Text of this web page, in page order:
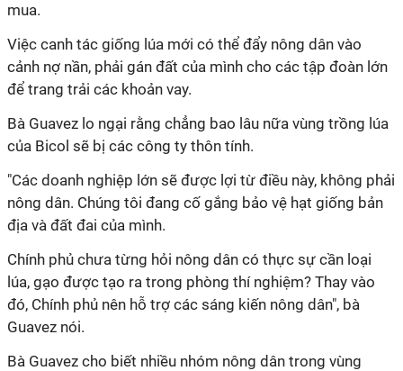
mua.
Việc canh tác giống lúa mới có thể đẩy nông dân vào
cảnh nợ nần, phải gán đất của mình cho các tập đoàn lớn
để trang trải các khoản vay.
Bà Guavez lo ngại rằng chẳng bao lâu nữa vùng trồng lúa
của Bicol sẽ bị các công ty thôn tính.
"Các doanh nghiệp lớn sẽ được lợi từ điều này, không phải
nông dân. Chúng tôi đang cố gắng bảo vệ hạt giống bản
địa và đất đai của mình.
Chính phủ chưa từng hỏi nông dân có thực sự cần loại
lúa, gạo được tạo ra trong phòng thí nghiệm? Thay vào
đó, Chính phủ nên hỗ trợ các sáng kiến nông dân", bà
Guavez nói.
Bà Guavez cho biết nhiều nhóm nông dân trong vùng